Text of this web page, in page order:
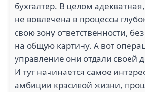
бухгалтер. В целом
не вовлечена в процессы
свою зону ответственности,
на общую картину. А вот
управление они отдали своей
И тут начинается самое
амбиции красивой жизни,